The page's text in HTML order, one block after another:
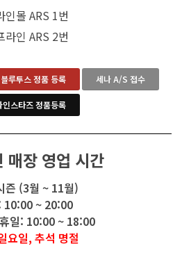
인몰 ARS 1번
라인 ARS 2번
루투스 정품 등록 세나 A/S 접수
인스타즈 정품등록
매장 영업 시간
즌 (3월 ~ 11월)
10:00 ~ 20:00
일: 10:00 ~ 18:00
요일, 추석 명절